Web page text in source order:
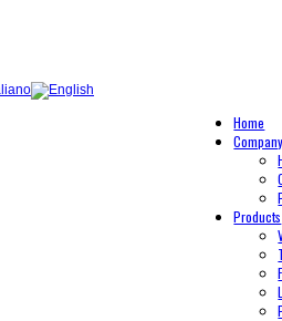
Home
Company
Products